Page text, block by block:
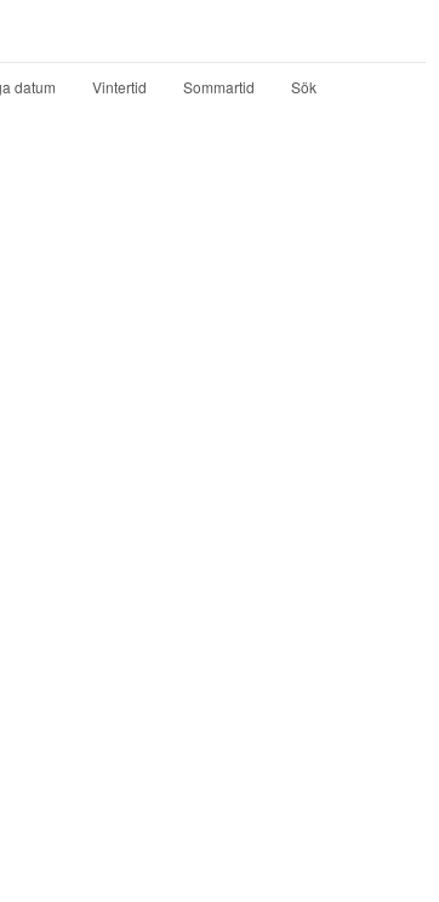
datum Vintertid Sommartid Sök